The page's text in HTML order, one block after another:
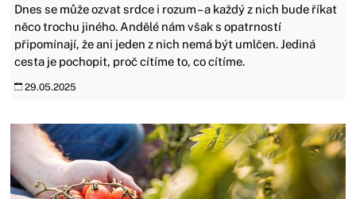
Dnes se může ozvat srdce i rozum – a každý z nich bude říkat
něco trochu jiného. Andělé nám však s opatrností
připomínají, že ani jeden z nich nemá být umlčen. Jediná
cesta je pochopit, proč cítíme to, co cítíme.
29.05.2025